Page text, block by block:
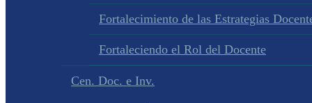
Fortalecimiento de las Estrategias
Fortaleciendo el Rol del Docente
Cen. Doc. e Inv.